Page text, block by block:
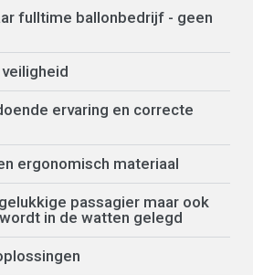
fulltime ballonbedrijf - geen
ervaring en correcte
ergonomisch materiaal
passagier maar ook
in de watten gelegd